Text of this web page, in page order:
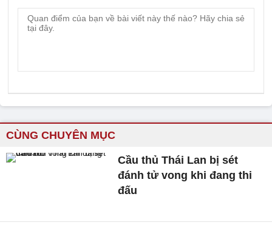
CÙNG CHUYÊN MỤC
Cầu thủ Thái Lan bị sét
đánh tử vong khi đang thi
đấu